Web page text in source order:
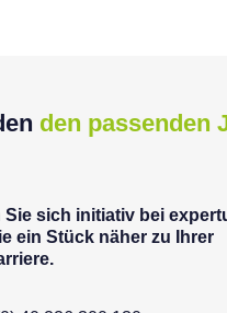
den passenden
Sie sich initiativ bei
ein Stück näher zu Ihrer